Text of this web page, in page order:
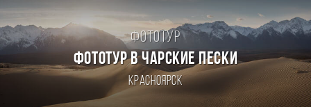
Фототур
ФОТОТУР В ЧАРСКИЕ ПЕСКИ
Красноярск